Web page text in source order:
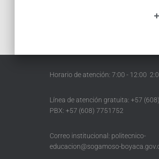
Horario de atención: 7:00 - 12:00
Línea de atención gratuita: +57
PBX: +57 (608) 7751752
Correo institucional: politecnico-
educacion@sogamoso-